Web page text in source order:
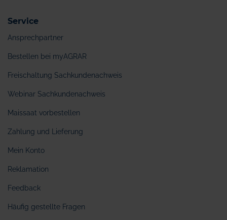
Service
Ansprechpartner
Bestellen bei myAGRAR
Freischaltung Sachkundenachweis
Webinar Sachkundenachweis
Maissaat vorbestellen
Zahlung und Lieferung
Mein Konto
Reklamation
Feedback
Häufig gestellte Fragen